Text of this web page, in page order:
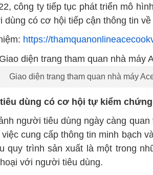
công ty tiếp tục phát triển mô
dùng có cơ hội tiếp cận thông tin
https://
Giao diện trang tham quan nhà máy
dùng có cơ hội tự kiểm chứng
người tiêu dùng ngày càng
cung cấp thông tin minh bạch
quy trình sản xuất là một trong
với người tiêu dùng.